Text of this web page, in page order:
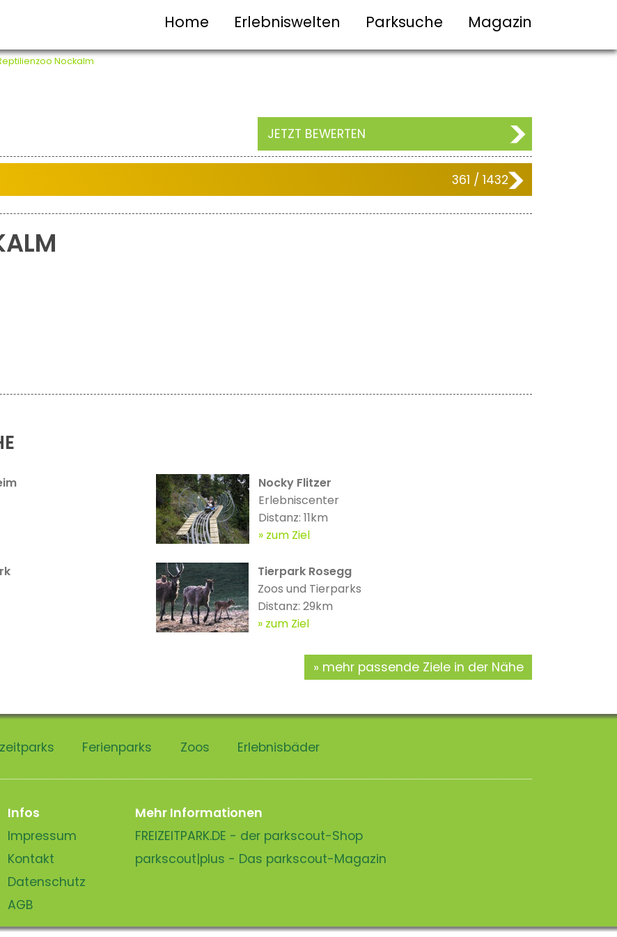
Home Erlebniswelten Parksuche Magazin
Nockalm
JETZT BEWERTEN
361 / 1432
Nocky Flitzer
Erlebniscenter
Distanz: 11km
zum Ziel
Tierpark Rosegg
Zoos und Tierparks
Distanz: 29km
zum Ziel
mehr passende Ziele in der Nähe
Ferienparks Zoos Erlebnisbäder
Infos
Impressum
Kontakt
Datenschutz
AGB
Mehr Informationen
FREIZEITPARK.DE - der parkscout-Shop
parkscout|plus - Das parkscout-Magazin